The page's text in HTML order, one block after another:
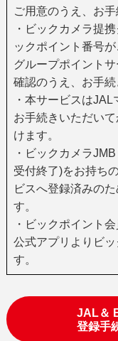
ご用意のうえ、お手
・ビックカメラ提
ックポイント番号
グループポイント
確認のうえ、お手続
・本サービスは
お手続きいただい
けます。
・ビックカメラ
受付終了)をお持ち
ビスへ登録済みの
す。
・ビックポイント
公式アプリよりビ
す。
JAL＆
登録手